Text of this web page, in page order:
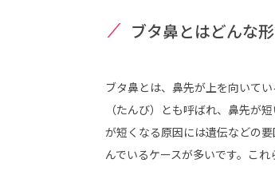
ブタ鼻とはどんな形
ブタ鼻とは、鼻先が上を向いて
（たんび）とも呼ばれ、鼻先が
が短くなる原因には遺伝などの
んでいるケースが多いです。こ